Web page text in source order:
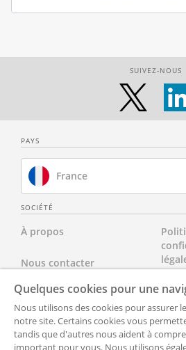
SUIVEZ-NOUS
PAYS
France
Espagne
Pays-Bas
Royaume-Uni
États-Unis
SOCIÉTÉ
À propos
Nous contacter
Tous nos documents
cgvu
Nos
FAQ
Quelques cookies pour une
Nous utilisons des cookies pour assurer
notre site. Certains cookies vous
tandis que d'autres nous aident à
important pour vous. Nous utilisons